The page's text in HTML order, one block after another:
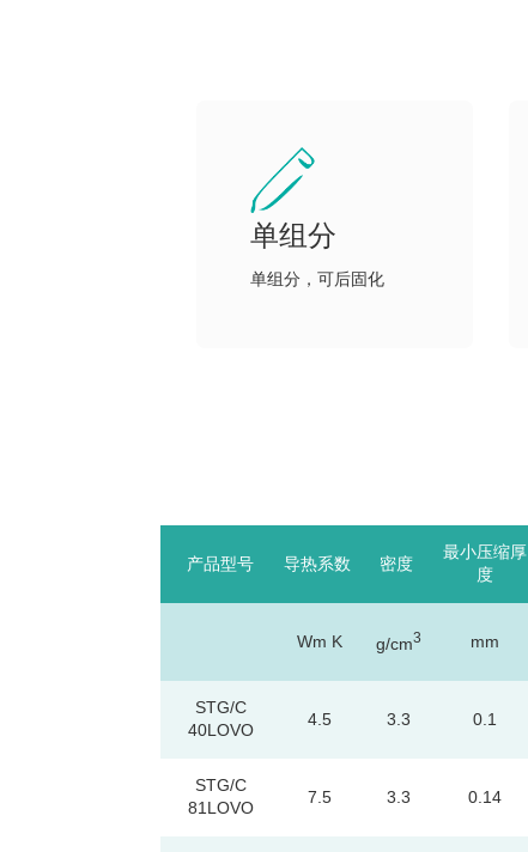
单组分
单组分，可后固化
产品型号 导热系数 密度
最小压缩厚
度
Wm K g/cm3 mm
STG/C
40LOVO
4.5 3.3 0.1
STG/C
81LOVO
7.5 3.3 0.14